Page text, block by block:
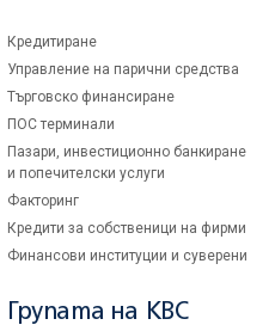
Кредитиране
Управление на парични средства
Търговско финансиране
ПОС терминали
Пазари, инвестиционно банкиране
и попечителски услуги
Факторинг
Кредити за собственици на фирми
Финансови институции и суверени
Групата на KBC